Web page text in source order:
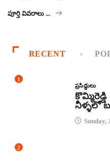
పూర్తి వివరాలు ...
RECENT
1
ప్రసిద్ధులు
నీళ్ళలో
Sunday,
2